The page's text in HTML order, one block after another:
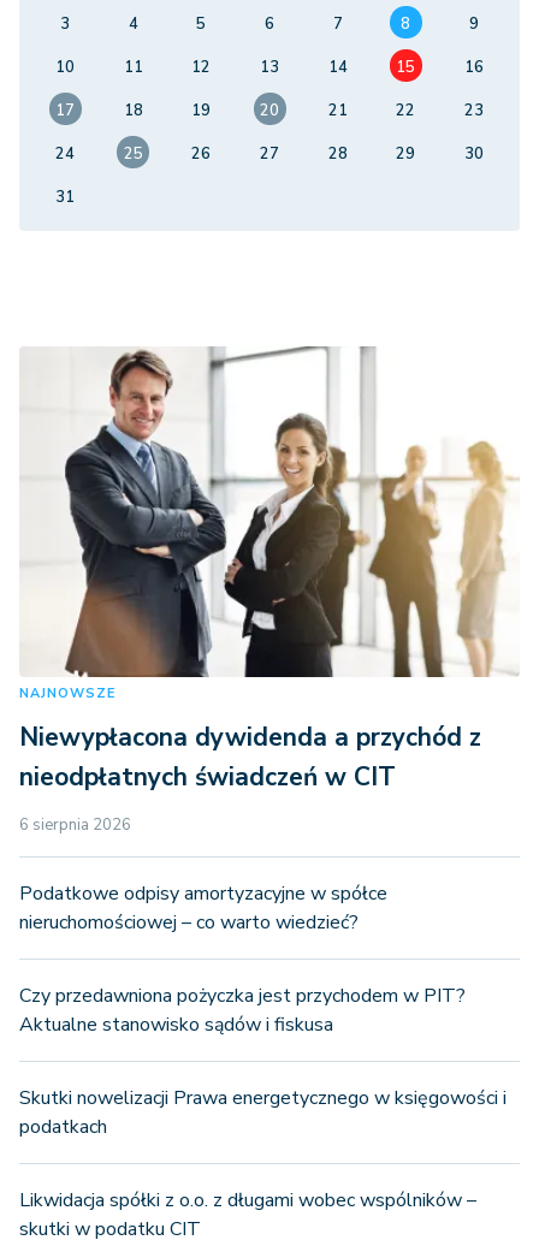
3
4 5 6 7 8
9
10
11 12 13 14 15
16
17
18 19 20 21 22
23
24
25 26 27 28 29
30
31
NAJNOWSZE
Niewypłacona dywidenda a przychód z
nieodpłatnych świadczeń w CIT
6 sierpnia 2026
Podatkowe odpisy amortyzacyjne w spółce
nieruchomościowej – co warto wiedzieć?
Czy przedawniona pożyczka jest przychodem w PIT?
Aktualne stanowisko sądów i fiskusa
Skutki nowelizacji Prawa energetycznego w księgowości i
podatkach
Likwidacja spółki z o.o. z długami wobec wspólników –
skutki w podatku CIT